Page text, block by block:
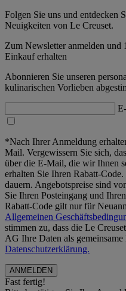
Folgen Sie uns und entdecken
Neuigkeiten von Le Creuset.
Zum Newsletter anmelden und
Einkauf erhalten
Abonnieren Sie unseren
kulinarischen Vorlieben
*Nach Ihrer Anmeldung
Mail. Vergewissern Sie sich,
über die E-Mail, die wir Ihnen
erhalten Sie Ihren Rabatt-
dauern. Angebotspreise sind
Sie Ihren Posteingang und
Rabatt-Code gilt nur für
Allgemeinen
stimmen zu, dass die Le
AG Ihre Daten als
Datenschutzerklärung.
Fast fertig!